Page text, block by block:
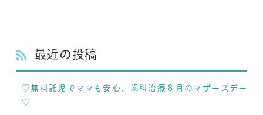
最近の投稿
♡無料託児でママも安心、歯科治療８月のマザーズデー
♡